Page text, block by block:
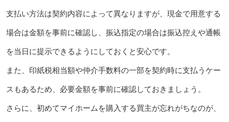
支払い方法は契約内容によって異なりますが、現金で用意する
場合は金額を事前に確認し、振込指定の場合は振込控えや通帳
を当日に提示できるようにしておくと安心です。
また、印紙税相当額や仲介手数料の一部を契約時に支払うケー
スもあるため、必要金額を事前に確認しておきましょう。
さらに、初めてマイホームを購入する買主が忘れがちなのが、